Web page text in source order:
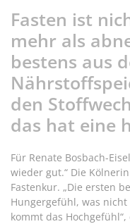
Fasten ist
mehr als
bestens aus
den
das hat eine
Für Renate Bosbach-
wieder gut.“ Die
Fastenkur. „Die ersten
Hungergefühl, was
kommt das